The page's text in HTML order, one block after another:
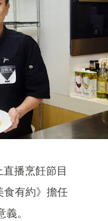
播烹飪節目
有約》擔任
。